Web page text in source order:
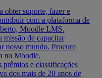
obter suporte, fazer e
com a plataforma de
Moodle LMS.
missão de capacitar
nosso mundo. Procure
no Moodle.
prêmios e classificações
dos mais de 20 anos de